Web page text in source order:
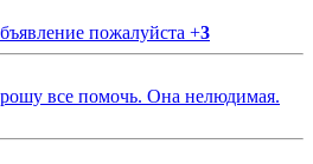
пожалуйста +3
все помочь. Она нелюдимая.